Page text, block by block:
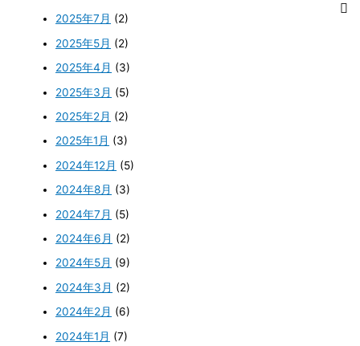
2025年7月 (2)
2025年5月 (2)
2025年4月 (3)
2025年3月 (5)
2025年2月 (2)
2025年1月 (3)
2024年12月 (5)
2024年8月 (3)
2024年7月 (5)
2024年6月 (2)
2024年5月 (9)
2024年3月 (2)
2024年2月 (6)
2024年1月 (7)